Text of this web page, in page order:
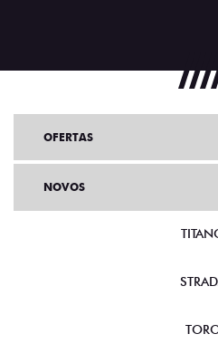
OFERTAS
NOVOS